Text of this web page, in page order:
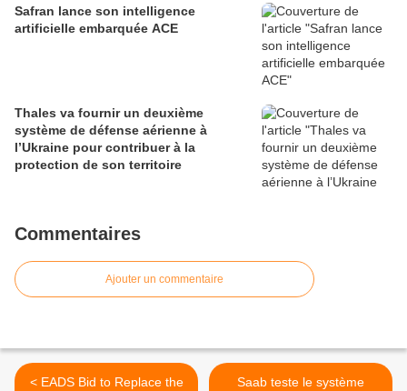
Safran lance son intelligence
artificielle embarquée ACE
Thales va fournir un deuxième
système de défense aérienne à
l’Ukraine pour contribuer à la
protection de son territoire
Commentaires
Ajouter un commentaire
< EADS Bid to Replace the
Saab teste le système